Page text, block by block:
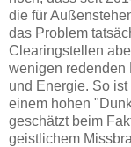
die für
das Problem
Clearingstellen
wenigen redenden
und Energie. So
einem hohen
geschätzt beim
geistlichem